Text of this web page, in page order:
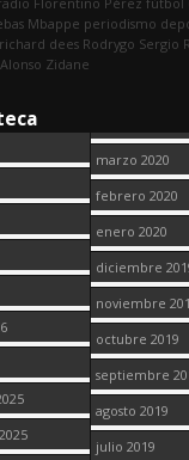
Mbappe periodismo
richard dees Rodrygo Sergio
Zidane
marzo 2020
febrero 2020
enero 2020
diciembre
noviembre
octubre 2019
septiembre
agosto 2019
julio 2019